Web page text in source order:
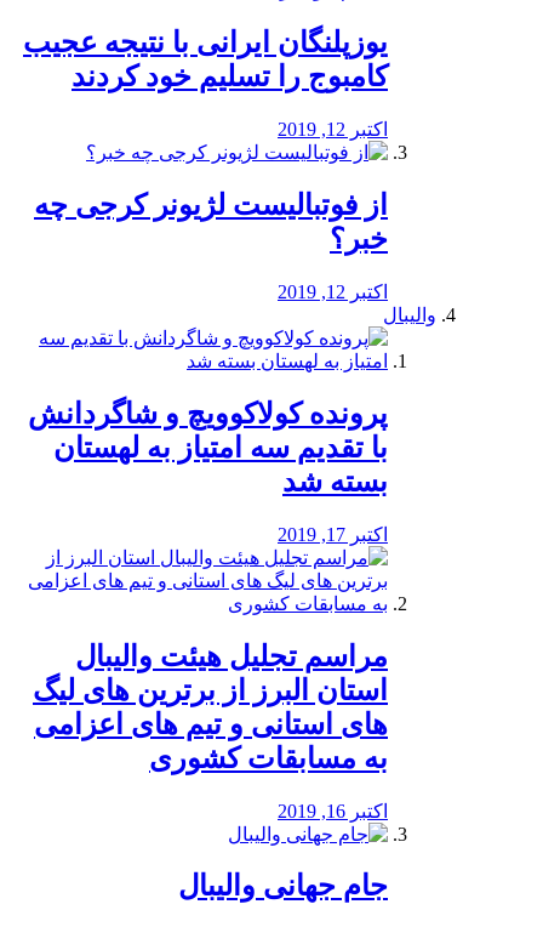
یوزپلنگان ایرانی با نتیجه عجیب
کامبوج را تسلیم خود کردند
اکتبر 12, 2019
از فوتبالیست لژیونر کرجی چه
خبر؟
اکتبر 12, 2019
والیبال
پرونده کولاکوویچ و شاگردانش
با تقدیم سه امتیاز به لهستان
بسته شد
اکتبر 17, 2019
مراسم تجلیل هیئت والیبال
استان البرز از برترین های لیگ
های استانی و تیم های اعزامی
به مسابقات کشوری
اکتبر 16, 2019
جام جهانی والیبال